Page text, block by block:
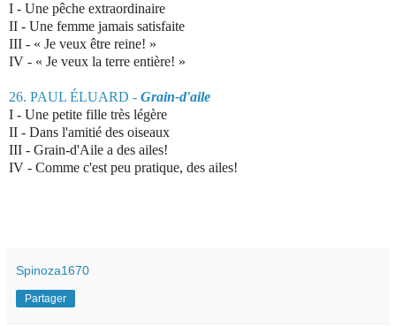
I - Une pêche extraordinaire
II - Une femme jamais satisfaite
III - « Je veux être reine! »
IV - « Je veux la terre entière! »
26. PAUL ÉLUARD - Grain-d'aile
I - Une petite fille très légère
II - Dans l'amitié des oiseaux
III - Grain-d'Aile a des ailes!
IV - Comme c'est peu pratique, des ailes!
Spinoza1670
Partager